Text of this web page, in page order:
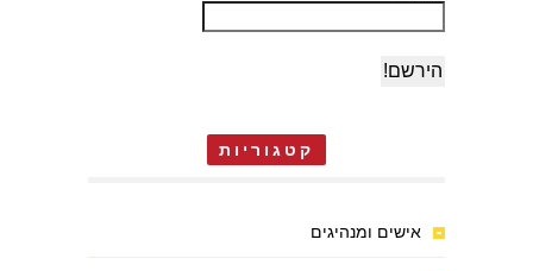
קטגוריות
אישים ומנהיגים